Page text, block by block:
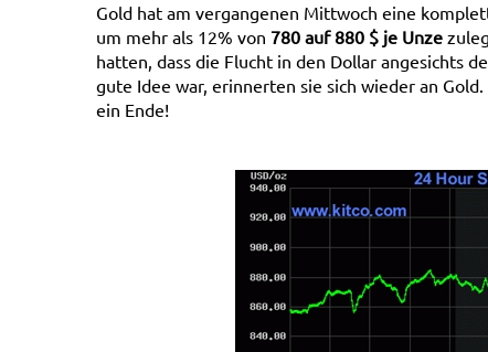
Gold hat am vergangenen Mittwoch eine
um mehr als 12% von 780 auf 880 $ je Unze
hatten, dass die Flucht in den Dollar angesichts
gute Idee war, erinnerten sie sich wieder an
ein Ende!